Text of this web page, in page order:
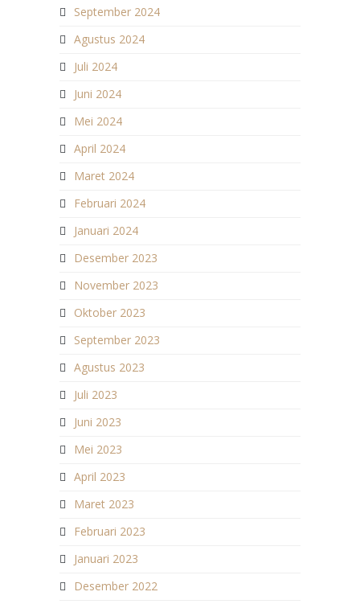
September 2024
Agustus 2024
Juli 2024
Juni 2024
Mei 2024
April 2024
Maret 2024
Februari 2024
Januari 2024
Desember 2023
November 2023
Oktober 2023
September 2023
Agustus 2023
Juli 2023
Juni 2023
Mei 2023
April 2023
Maret 2023
Februari 2023
Januari 2023
Desember 2022